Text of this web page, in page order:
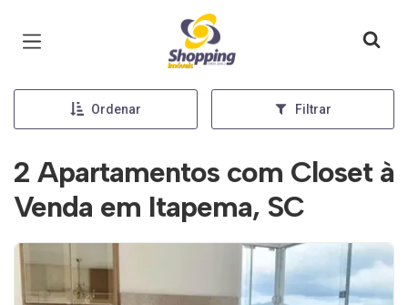
Página inicial
Ordenar Filtrar
2 Apartamentos com Closet à
Venda em Itapema, SC